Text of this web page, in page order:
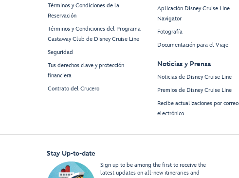
Términos y Condiciones de la
Reservación
Términos y Condiciones del Programa
Castaway Club de Disney Cruise Line
Seguridad
Tus derechos clave y protección
financiera
Contrato del Crucero
Aplicación Disney Cruise Line
Navigator
Fotografía
Documentación para el Viaje
Noticias y Prensa
Noticias de Disney Cruise Line
Premios de Disney Cruise Line
Recibe actualizaciones por correo
electrónico
Stay Up-to-date
Sign up to be among the first to receive the
latest updates on all-new itineraries and